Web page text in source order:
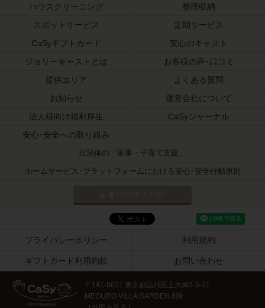
ハウスクリーニング
整理収納
スポットサービス
定期サービス
CaSyギフトカード
安心のキャスト
ジョリーキャストとは
お客様の声･口コミ
提供エリア
よくある質問
お知らせ
運営会社について
法人様向け福利厚生
CaSyジャーナル
安心･安全への取り組み
自治体の「家事・子育て支援」
ホームサービス･プラットフォームにおける安心･安全行動原則
プライバシーポリシー 利用規約
ギフトカード利用約款 お問い合わせ
〒141-0021 東京都品川区上大崎3-5-11
MEGURO VILLA GARDEN 6階